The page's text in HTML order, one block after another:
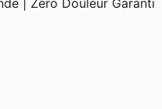
Saint-